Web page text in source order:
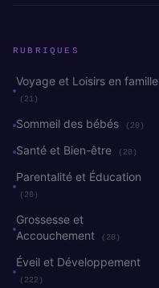
RUBRIQUES
Voyage et Loisirs en famille
(21)
Sommeil des bébés (20)
Santé et Bien-être (20)
Parentalité et Éducation
(20)
Grossesse et
Accouchement
(20)
Éveil et Développement
(222)